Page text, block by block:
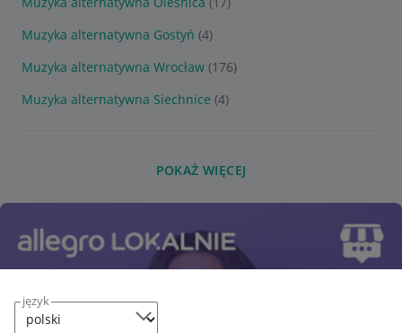
język
Muzyka alternatywna Gostyń (4)
Muzyka alternatywna Wrocław (176)
Muzyka alternatywna Siechnice (4)
POKAŻ WIĘCEJ